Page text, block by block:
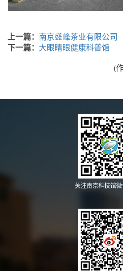
上一篇： 南京盛峰茶业有限公司
下一篇： 大眼睛眼健康科普馆
(
关注南京科技馆